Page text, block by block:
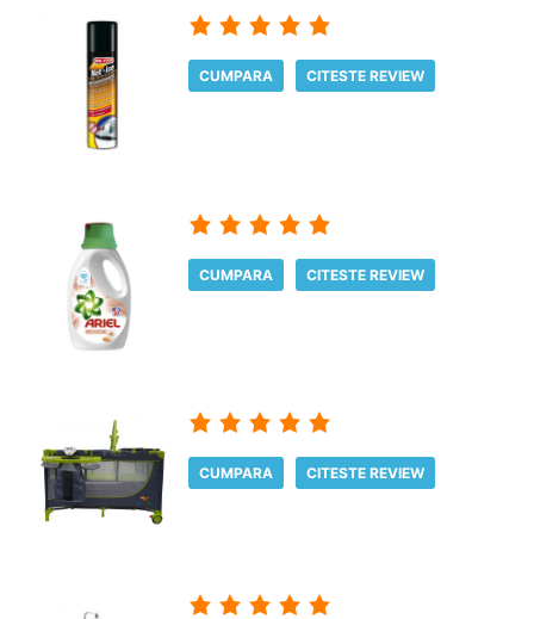
CUMPARA CITESTE REVIEW
CUMPARA CITESTE REVIEW
CUMPARA CITESTE REVIEW